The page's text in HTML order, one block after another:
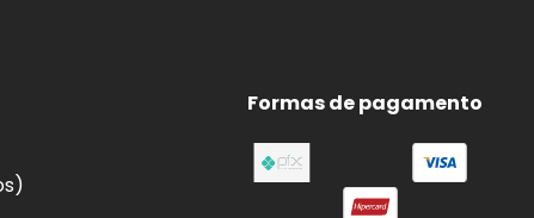
Formas de pagamento